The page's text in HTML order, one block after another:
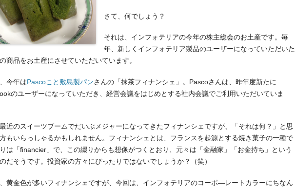
さて、何でしょう？
それは、インフォテリアの今年の株主総会のお土産です。毎
年、新しくインフォテリア製品のユーザーになっていただいた
商品をお土産にさせていただいています。
今年はPascoこと敷島製パンさんの「抹茶フィナンシェ」。Pascoさんは、昨年度新たに
のユーザーになっていただき、経営会議をはじめとする社内会議でご利用いただいていま
近のスイーツブームでだいぶメジャーになってきたフィナンシェですが、「それは何？」と思
もいらっしゃるかもしれません。フィナンシェとは、フランスを起源とする焼き菓子の一種で
は「financier」で、この綴りからも想像がつくとおり、元々は「金融家」「お金持ち」という
だそうです。投資家の方々にぴったりではないでしょうか？（笑）
黄金色が多いフィナンシェですが、今回は、インフォテリアのコーポ—レートカラーにちなん